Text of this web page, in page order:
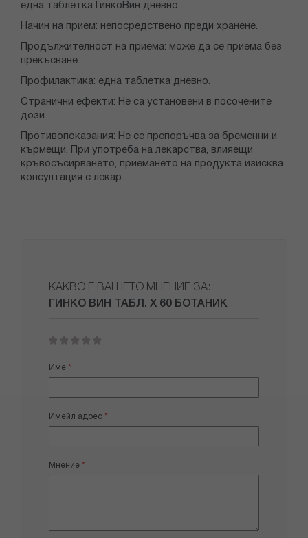
една таблетка ГинкоВин дневно.
Начин на прием: непосредствено преди хранене.
Продължителност на приема: може да се приема без
прекъсване.
Профилактика: една таблетка дневно.
Странични ефекти: Не са установени в посочените
дози.
Противопоказания: Не се препоръчва за бременни и
кърмещи. При употреба на лекарства, влияещи
кръвосъсирването, приемането на продукта изисква
консултация с лекар.
КАКВО Е ВАШЕТО МНЕНИЕ ЗА:
ГИНКО ВИН ТАБЛ. Х 60 БОТАНИК
star
stars
stars
stars
stars
Име
Имейл адрес
Мнение